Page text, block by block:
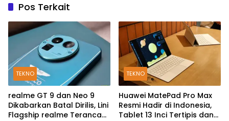
Pos Terkait
TEKNO
realme GT 9 dan Neo 9
Dikabarkan Batal Dirilis, Lini
Flagship realme Terancam
TEKNO
Huawei MatePad Pro Max
Resmi Hadir di Indonesia,
Tablet 13 Inci Tertipis dan